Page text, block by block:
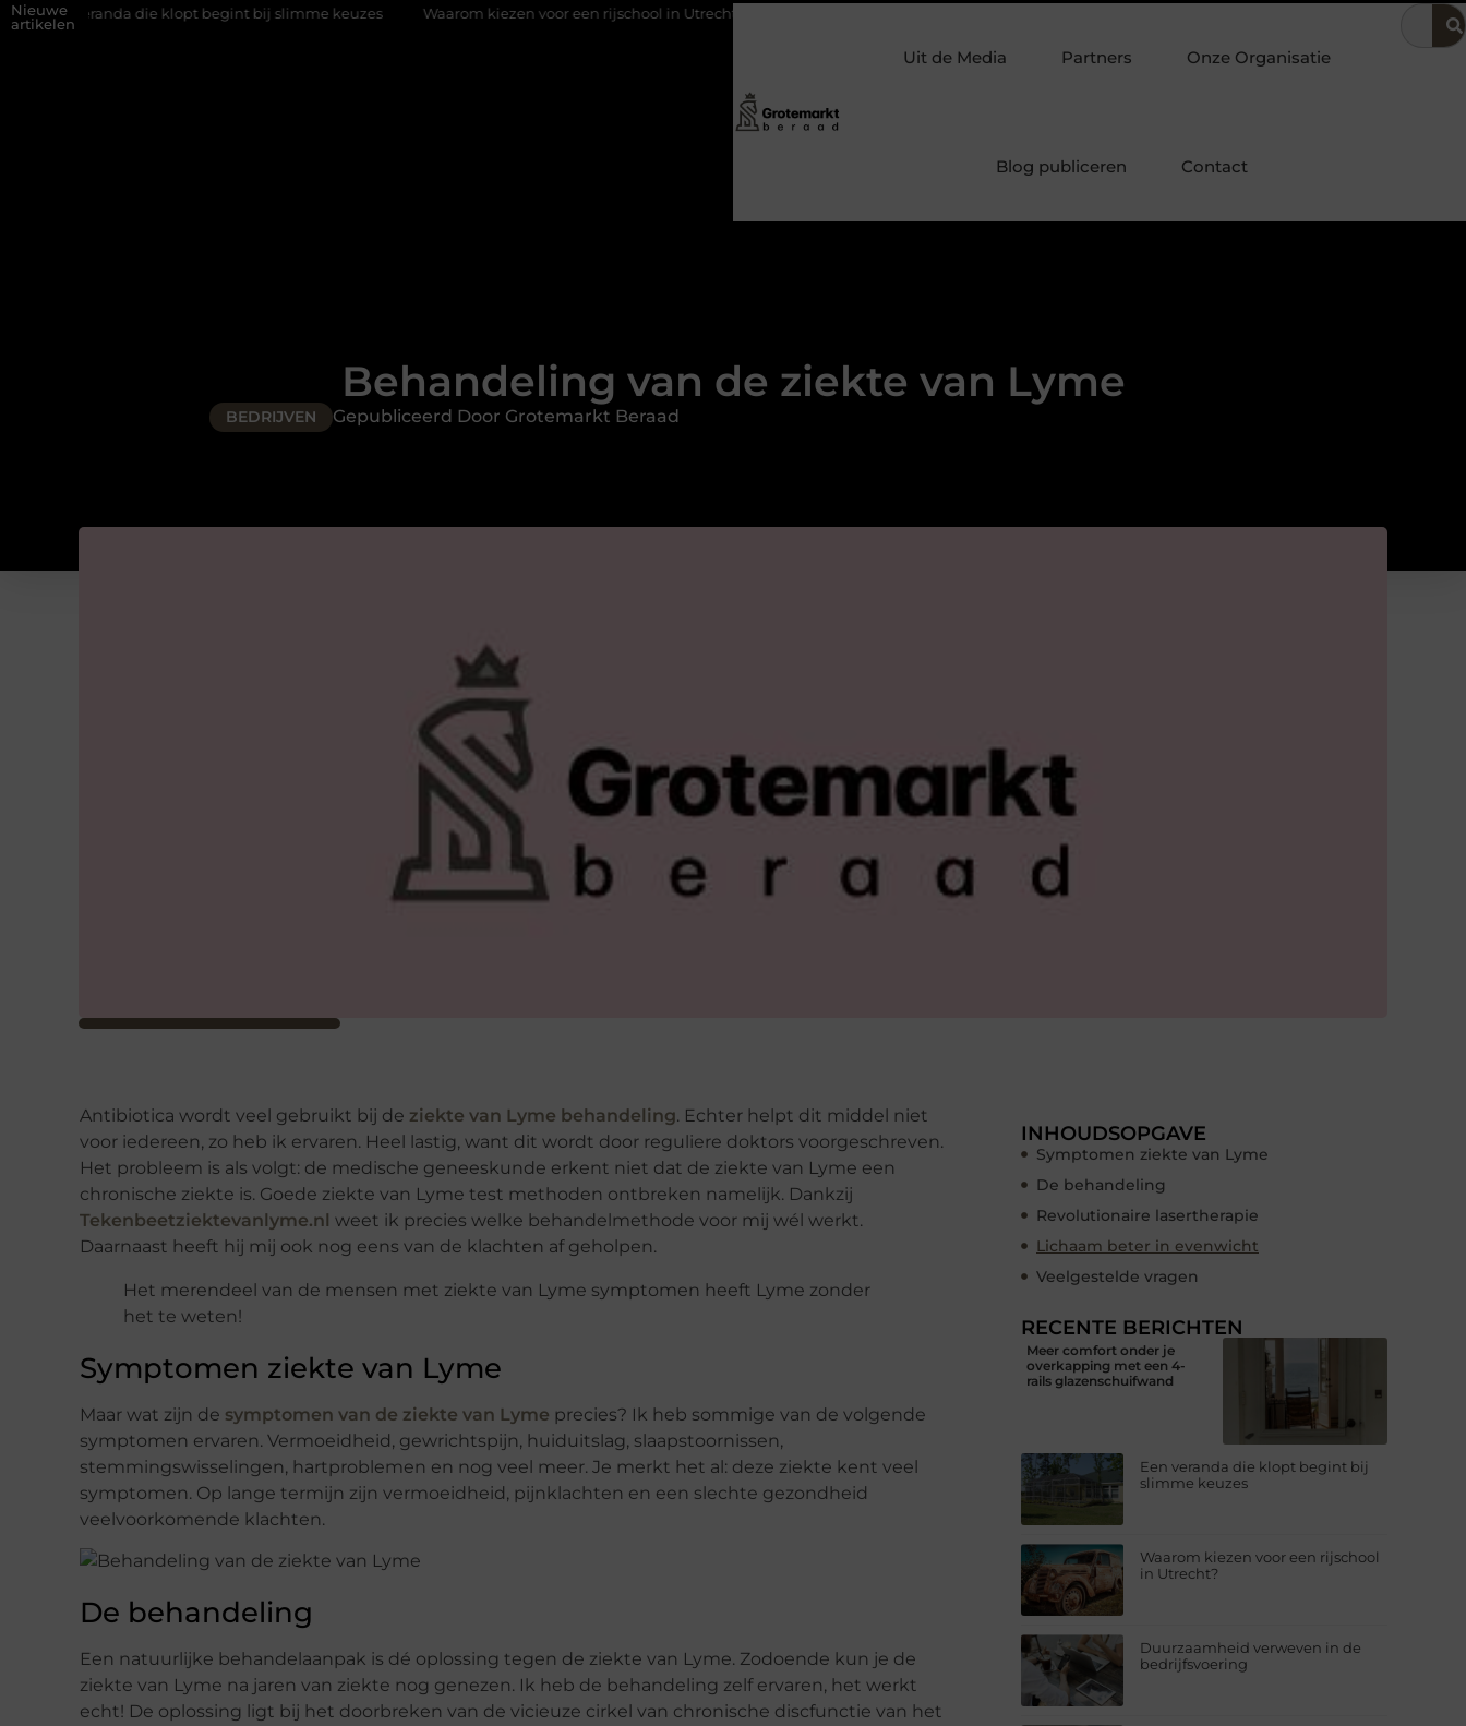
Nieuwe
artikelen
die klopt begint bij slimme keuzes Waarom kiezen voor een rijschool in Utrecht? Duurzaamheid verweven in de bedrijfsvoering
Uit de Media Partners Onze Organisatie
Blog publiceren Contact
Behandeling van de ziekte van Lyme
BEDRIJVEN Gepubliceerd Door Grotemarkt Beraad
Antibiotica wordt veel gebruikt bij de ziekte van Lyme behandeling. Echter helpt dit middel niet
voor iedereen, zo heb ik ervaren. Heel lastig, want dit wordt door reguliere doktors voorgeschreven.
Het probleem is als volgt: de medische geneeskunde erkent niet dat de ziekte van Lyme een
chronische ziekte is. Goede ziekte van Lyme test methoden ontbreken namelijk. Dankzij
Tekenbeetziektevanlyme.nl weet ik precies welke behandelmethode voor mij wél werkt.
Daarnaast heeft hij mij ook nog eens van de klachten af geholpen.
Het merendeel van de mensen met ziekte van Lyme symptomen heeft Lyme zonder
het te weten!
Symptomen ziekte van Lyme
Maar wat zijn de symptomen van de ziekte van Lyme precies? Ik heb sommige van de volgende
symptomen ervaren. Vermoeidheid, gewrichtspijn, huiduitslag, slaapstoornissen,
stemmingswisselingen, hartproblemen en nog veel meer. Je merkt het al: deze ziekte kent veel
symptomen. Op lange termijn zijn vermoeidheid, pijnklachten en een slechte gezondheid
veelvoorkomende klachten.
De behandeling
Een natuurlijke behandelaanpak is dé oplossing tegen de ziekte van Lyme. Zodoende kun je de
ziekte van Lyme na jaren van ziekte nog genezen. Ik heb de behandeling zelf ervaren, het werkt
echt! De oplossing ligt bij het doorbreken van de vicieuze cirkel van chronische discfunctie van het
INHOUDSOPGAVE
Symptomen ziekte van Lyme
De behandeling
Revolutionaire lasertherapie
Lichaam beter in evenwicht
Veelgestelde vragen
RECENTE BERICHTEN
Meer comfort onder je
overkapping met een 4-
rails glazenschuifwand
Een veranda die klopt begint bij
slimme keuzes
Waarom kiezen voor een rijschool
in Utrecht?
Duurzaamheid verweven in de
bedrijfsvoering